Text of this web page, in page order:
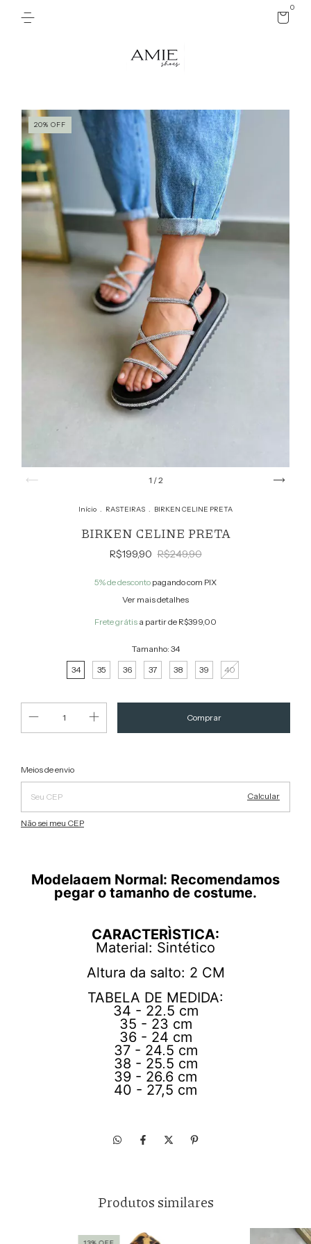
0
20% OFF
1 /2
Início . RASTEIRAS . BIRKEN CELINE PRETA
BIRKEN CELINE PRETA
R$199,90 R$249,90
5% de desconto pagando com PIX
Ver mais detalhes
Frete grátis a partir de R$399,00
Tamanho: 34
34
35 36 37 38 39 40
Entregas para o CEP:
Meios de envio
Calcular
Não sei meu CEP
Modelagem Normal: Recomendamos
pegar o tamanho de costume.
CARACTERÌSTICA:
Material: Sintético
Altura da salto: 2 CM
TABELA DE MEDIDA:
34 - 22,5 cm
35 - 23 cm
36 - 24 cm
37 - 24,5 cm
38 - 25,5 cm
39 - 26,6 cm
40 - 27,5 cm
Produtos similares